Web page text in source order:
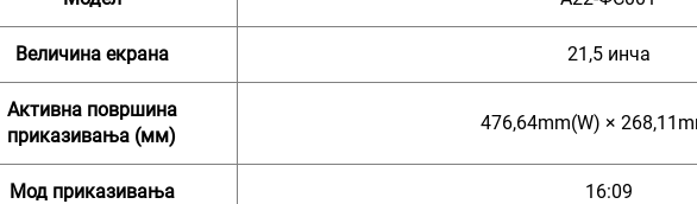
Величина екрана 21,5 инча
Активна површина
приказивања (мм)
476,64mm(W) ×
Мод приказивања 16:09